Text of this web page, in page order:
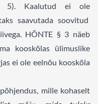
5). Kaalutud ei ole
saavutada soovitud
HÕNTE § 3 näeb
kooskõlas ülimuslike
ei ole eelnõu kooskõla
mille kohaselt